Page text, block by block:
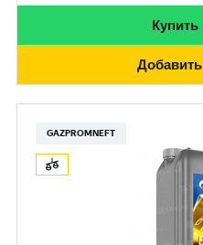
Купить
GAZPROMNEFT